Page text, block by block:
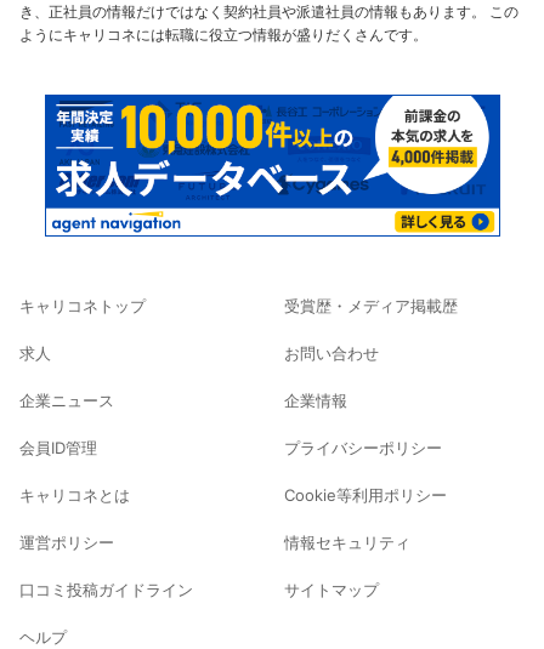
き、正社員の情報だけではなく契約社員や派遣社員の情報もあります。 この
ようにキャリコネには転職に役立つ情報が盛りだくさんです。
キャリコネトップ
求人
企業ニュース
会員ID管理
キャリコネとは
運営ポリシー
口コミ投稿ガイドライン
ヘルプ
受賞歴・メディア掲載歴
お問い合わせ
企業情報
プライバシーポリシー
Cookie等利用ポリシー
情報セキュリティ
サイトマップ